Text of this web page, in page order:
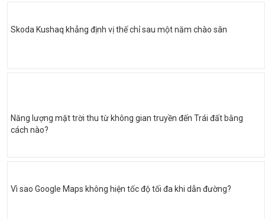
Skoda Kushaq khẳng định vị thế chỉ sau một năm chào sân
Năng lượng mặt trời thu từ không gian truyền đến Trái đất bằng
cách nào?
Vì sao Google Maps không hiện tốc độ tối đa khi dẫn đường?